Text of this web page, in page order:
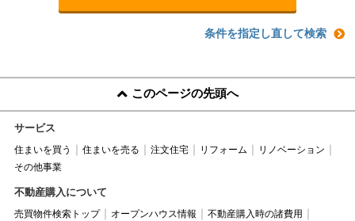
条件を指定し直して検索
このページの先頭へ
サービス
住まいを買う 住まいを売る 注文住宅 リフォーム
リノベーション
その他事業
不動産購入について
売買物件検索トップ オープンハウス情報
不動産購入時の諸費用